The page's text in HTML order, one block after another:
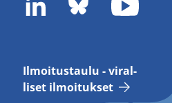
Il­moi­tus­tau­lu - vi­ral­
li­set il­moi­tuk­set